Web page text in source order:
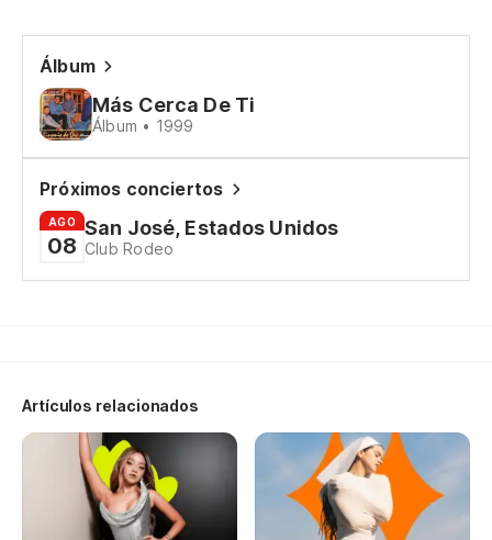
Álbum
Más Cerca De Ti
Álbum • 1999
Próximos conciertos
AGO
08
San José, Estados Unidos
Club Rodeo
Artículos relacionados